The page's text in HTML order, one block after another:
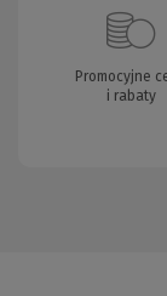
Promocyjne
i rabaty